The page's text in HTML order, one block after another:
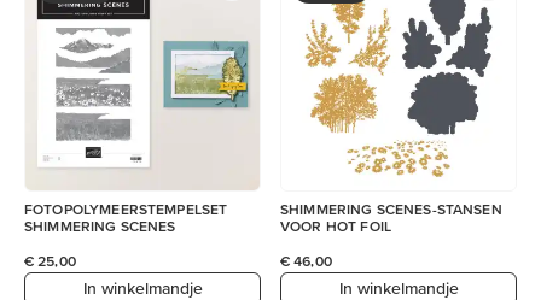
FOTOPOLYMEERSTEMPELSET
SHIMMERING SCENES
€ 25,00
In winkelmandje
SHIMMERING SCENES-STANSEN
VOOR HOT FOIL
€ 46,00
In winkelmandje